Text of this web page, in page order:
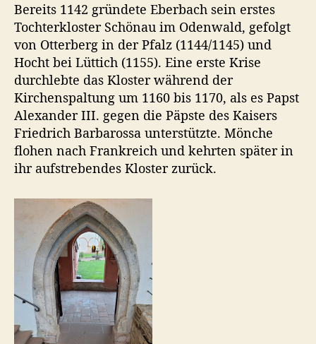
Bereits 1142 gründete Eberbach sein erstes
Tochterkloster Schönau im Odenwald, gefolgt
von Otterberg in der Pfalz (1144/1145) und
Hocht bei Lüttich (1155). Eine erste Krise
durchlebte das Kloster während der
Kirchenspaltung um 1160 bis 1170, als es Papst
Alexander III. gegen die Päpste des Kaisers
Friedrich Barbarossa unterstützte. Mönche
flohen nach Frankreich und kehrten später in
ihr aufstrebendes Kloster zurück.